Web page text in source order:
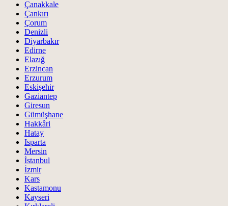
Çanakkale
Çankırı
Çorum
Denizli
Diyarbakır
Edirne
Elazığ
Erzincan
Erzurum
Eskişehir
Gaziantep
Giresun
Gümüşhane
Hakkâri
Hatay
Isparta
Mersin
İstanbul
İzmir
Kars
Kastamonu
Kayseri